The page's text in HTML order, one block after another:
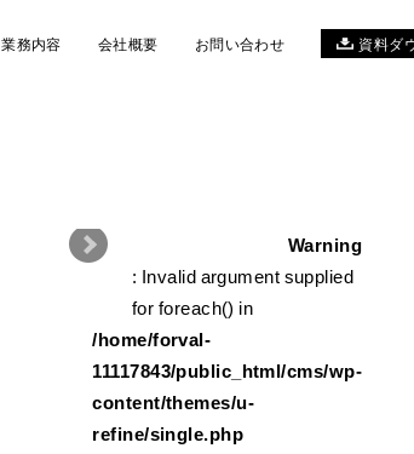
業務内容 会社概要 お問い合わせ 資料ダ
/home/forval-11117843/
Warning
: Invalid argument supplied
for foreach() in
/home/forval-
11117843/public_html/cms/wp-
content/themes/u-
refine/single.php